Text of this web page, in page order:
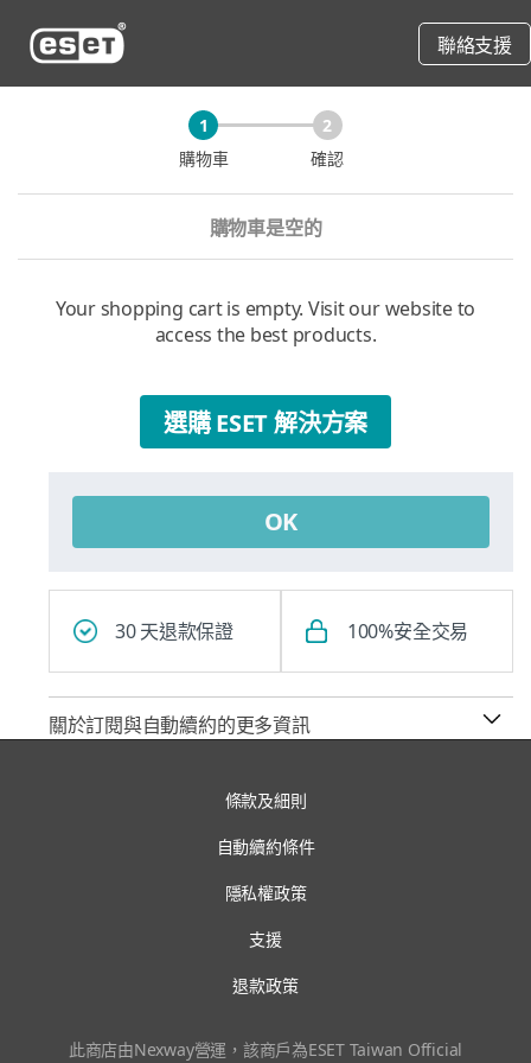
聯絡支援
1
購物車
2
確認
購物車是空的
Your shopping cart is empty. Visit our website to
access the best products.
選購 ESET 解決方案
OK
30 天退款保證 100%安全交易
關於訂閱與自動續約的更多資訊
條款及細則
自動續約條件
隱私權政策
支援
退款政策
此商店由Nexway營運，該商戶為ESET Taiwan Official